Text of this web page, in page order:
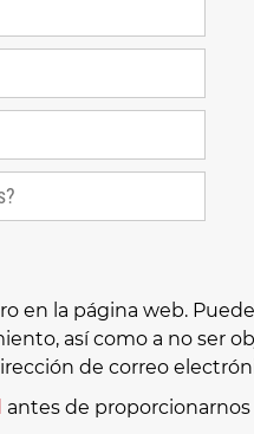
en la página web.
así como a no ser
de correo
antes de